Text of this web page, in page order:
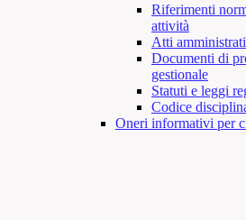
Riferimenti
attività
Atti
Documenti di
gestionale
Statuti e leggi
Codice
Oneri informativi per